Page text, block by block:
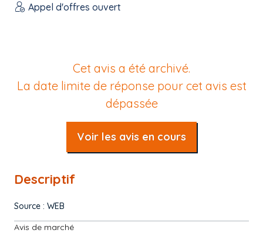
Appel d'offres ouvert
Cet avis a été archivé.
La date limite de réponse pour cet avis est
dépassée
Voir les avis en cours
Descriptif
Source : WEB
Avis de marché